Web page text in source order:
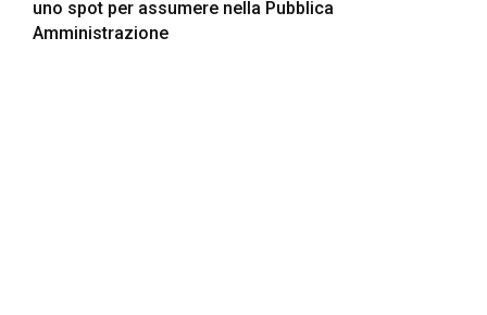
uno spot per assumere nella Pubblica
Amministrazione